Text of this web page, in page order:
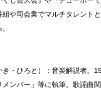
組や司会業でマルチタレント
き・ひろと）：音楽解説者。
ンバー」等に執筆。歌謡曲